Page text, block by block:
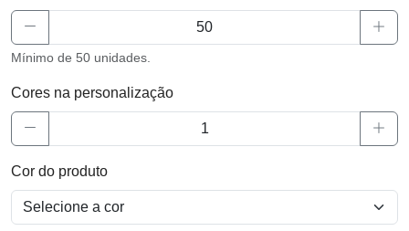
Mínimo de 50 unidades.
Cores na personalização
Cor do produto